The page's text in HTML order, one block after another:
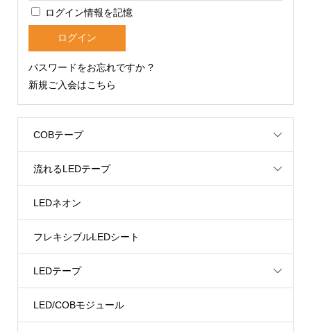
ログイン情報を記憶
パスワードをお忘れですか ?
新規ご入会はこちら
COBテープ
流れるLEDテープ
LEDネオン
フレキシブルLEDシート
LEDテープ
LED/COBモジュール